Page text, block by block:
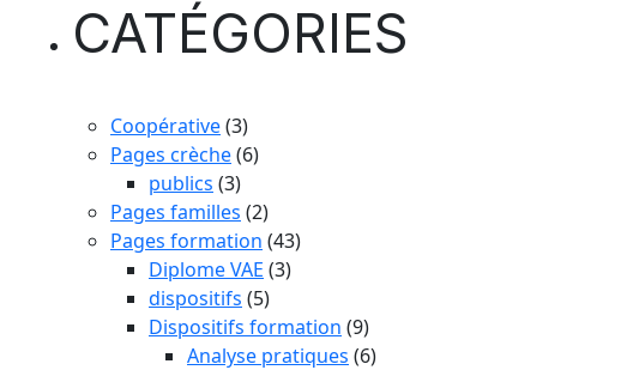
CATÉGORIES
Coopérative(3)
Pages crèche(6)
publics (3)
Pages familles (2)
Pages formation (43)
Diplome VAE (3)
dispositifs (5)
Dispositifs formation (9)
Analyse pratiques (6)